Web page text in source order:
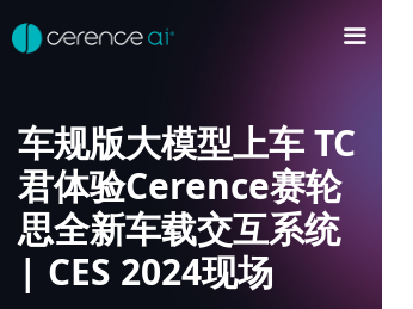
끀
首页
ꀂ Cerence xUl™
ꀂ Cerence Assistant
ꀂ AI智能体
ꀂ CaLLM™以及生成式AI应用
车规版大模型上车 TC
君体验Cerence赛轮
思全新车载交互系统
| CES 2024现场